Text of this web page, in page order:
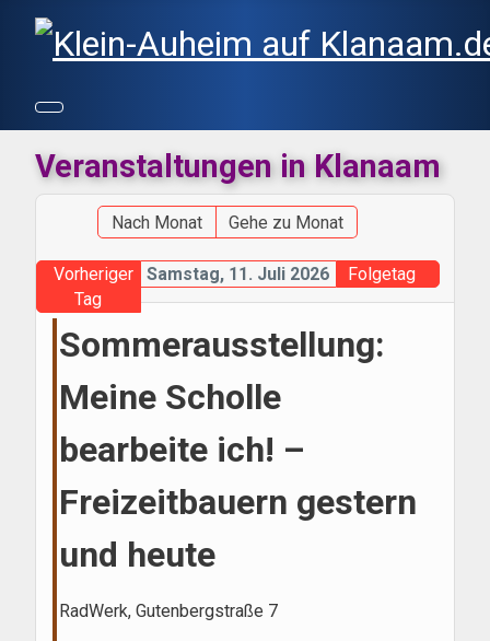
Veranstaltungen in Klanaam
Nach Monat Gehe zu Monat
Vorheriger
Tag
Samstag, 11. Juli 2026 Folgetag
Sommerausstellung:
Meine Scholle
bearbeite ich! –
Freizeitbauern gestern
und heute
RadWerk, Gutenbergstraße 7